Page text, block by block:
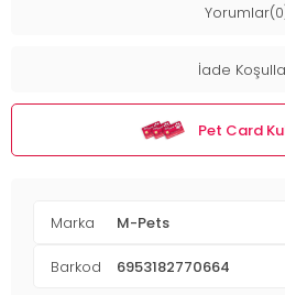
İade
Pet Card
Marka M-Pets
Barkod 6953182770664